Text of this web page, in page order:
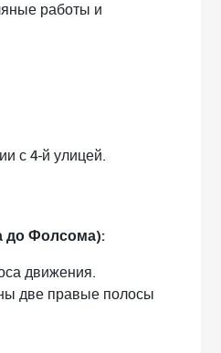
работы и
с 4-й улицей.
до Фолсома):
движения.
две правые полосы